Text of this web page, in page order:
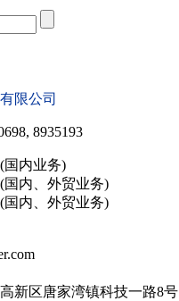
限公司
8935193
国内业务)
国内、外贸业务)
国内、外贸业务)
新区唐家湾镇科技一路8号